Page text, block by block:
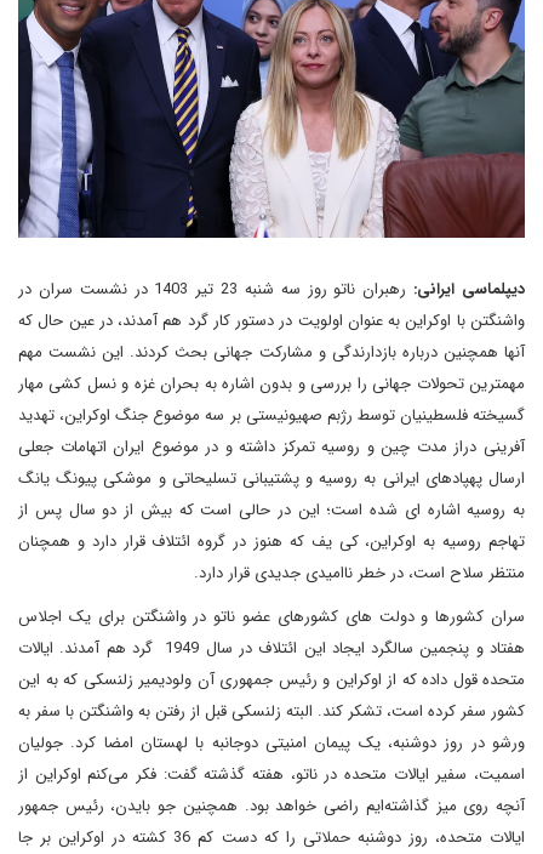
دیپلماسی ایرانی:
رهبران ناتو روز سه شنبه 23 تیر 1403 در نشست سران در
واشنگتن با اوکراین به عنوان اولویت در دستور کار گرد هم آمدند، در عین حال که
آنها همچنین درباره بازدارندگی و مشارکت جهانی بحث کردند. این نشست مهم
مهمترین تحولات جهانی را بررسی و بدون اشاره به بحران غزه و نسل کشی مهار
گسیخته فلسطینیان توسط رژبم صهیونیستی بر سه موضوع جنگ اوکراین، تهدید
آفرینی دراز مدت چین و روسیه تمرکز داشته و در موضوع ایران اتهامات جعلی
ارسال پهپادهای ایرانی به روسیه و پشتیبانی تسلیحاتی و موشکی پیونگ یانگ
به روسیه اشاره ای شده است؛ این در حالی است که بیش از دو سال پس از
تهاجم روسیه به اوکراین، کی یف که هنوز در گروه ائتلاف قرار دارد و همچنان
منتظر سلاح است، در خطر ناامیدی جدیدی قرار دارد.
سران کشورها و دولت های کشورهای عضو ناتو در واشنگتن برای یک اجلاس
هفتاد و پنجمین سالگرد ایجاد این ائتلاف در سال 1949 گرد هم آمدند. ایالات
متحده قول داده که از اوکراین و رئیس جمهوری آن ولودیمیر زلنسکی که به این
کشور سفر کرده است، تشکر کند. البته زلنسکی قبل از رفتن به واشنگتن با سفر به
ورشو در روز دوشنبه، یک پیمان امنیتی دوجانبه با لهستان امضا کرد. جولیان
اسمیت، سفیر ایالات متحده در ناتو، هفته گذشته گفت: فکر می‌کنم اوکراین از
آنچه روی میز گذاشته‌ایم راضی خواهد بود. همچنین جو بایدن، رئیس جمهور
ایالات متحده، روز دوشنبه حملاتی را که دست کم 36 کشته در اوکراین بر جا